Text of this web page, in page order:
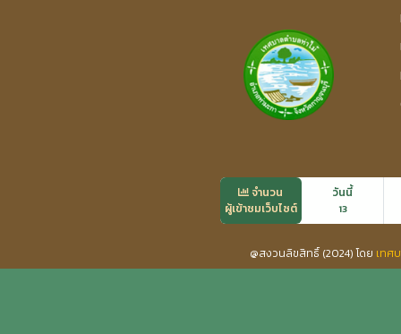
จำนวน
ผู้เข้าชมเว็บไซต์
วันนี้
13
@สงวนลิขสิทธิ์ (2024) โดย เทศ